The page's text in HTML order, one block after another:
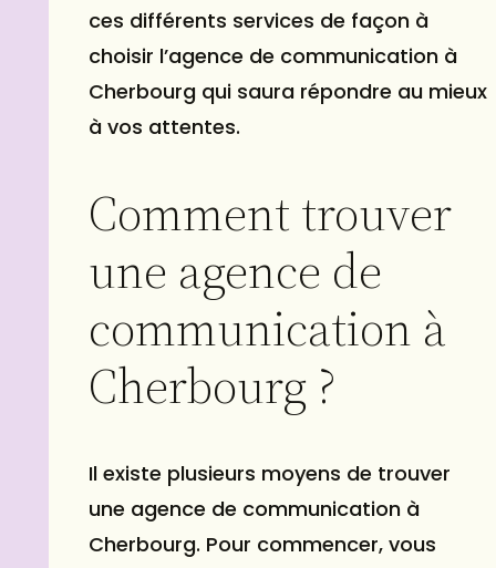
ces différents services de façon à
choisir l’agence de communication à
Cherbourg qui saura répondre au mieux
à vos attentes.
Comment trouver
une agence de
communication à
Cherbourg ?
Il existe plusieurs moyens de trouver
une agence de communication à
Cherbourg. Pour commencer, vous